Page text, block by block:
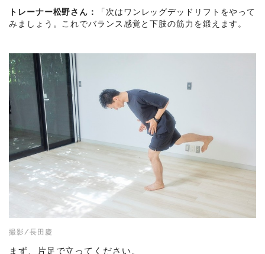
トレーナー松野さん：
「次はワンレッグデッドリフトをやって
みましょう。これでバランス感覚と下肢の筋力を鍛えます。
撮影/長田慶
まず、片足で立ってください。